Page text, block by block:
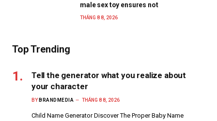
male sex toy ensures not
THÁNG 8 8, 2026
Top Trending
Tell the generator what you realize about
your character
BY BRANDMEDIA THÁNG 8 8, 2026
Child Name Generator Discover The Proper Baby Name